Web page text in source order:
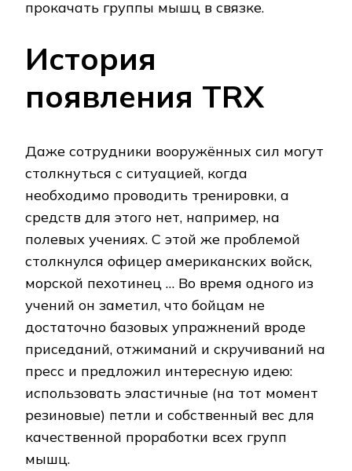
прокачать группы мышц в связке.
История
появления TRX
Даже сотрудники вооружённых сил могут
столкнуться с ситуацией, когда
необходимо проводить тренировки, а
средств для этого нет, например, на
полевых учениях. С этой же проблемой
столкнулся офицер американских войск,
морской пехотинец … Во время одного из
учений он заметил, что бойцам не
достаточно базовых упражнений вроде
приседаний, отжиманий и скручиваний на
пресс и предложил интересную идею:
использовать эластичные (на тот момент
резиновые) петли и собственный вес для
качественной проработки всех групп
мышц.